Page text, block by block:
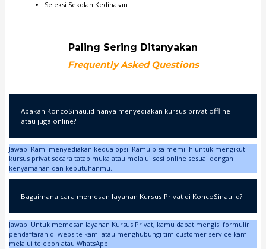
Seleksi Sekolah Kedinasan
Paling Sering Ditanyakan
Frequently Asked Questions
Apakah KoncoSinau.id hanya menyediakan kursus privat offline
atau juga online?
Jawab: Kami menyediakan kedua opsi. Kamu bisa memilih untuk mengikuti
kursus privat secara tatap muka atau melalui sesi online sesuai dengan
kenyamanan dan kebutuhanmu.
Bagaimana cara memesan layanan Kursus Privat di KoncoSinau.id?
Jawab: Untuk memesan layanan Kursus Privat, kamu dapat mengisi formulir
pendaftaran di website kami atau menghubungi tim customer service kami
melalui telepon atau WhatsApp.